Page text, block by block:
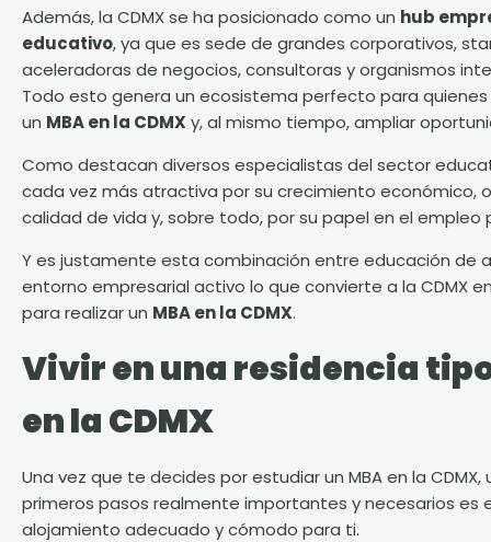
Además, la CDMX se ha posicionado como un hub
educativo, ya que es sede de grandes corporativos,
aceleradoras de negocios, consultoras y organismos
Todo esto genera un ecosistema perfecto para
un MBA en la CDMX y, al mismo tiempo, ampliar
Como destacan diversos especialistas del sector
cada vez más atractiva por su crecimiento económico,
calidad de vida y, sobre todo, por su papel en el empleo
Y es justamente esta combinación entre educación de
entorno empresarial activo lo que convierte a la CDMX
para realizar un MBA en la CDMX.
Vivir en una residencia
en la CDMX
Una vez que te decides por estudiar un MBA en la CDMX,
primeros pasos realmente importantes y necesarios es
alojamiento adecuado y cómodo para ti.